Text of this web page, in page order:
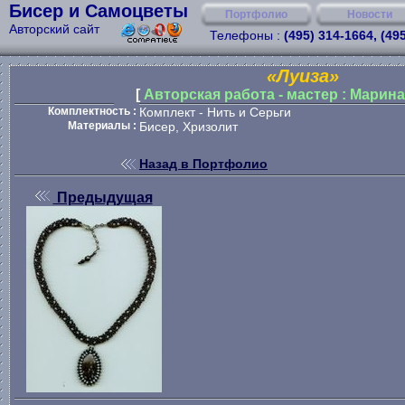
Бисер и Самоцветы
Авторский сайт
Портфолио Новости
Телефоны : (495) 314-1664,
«Луиза»
[Авторская работа - мастер :
Комплектность : Комплект - Нить и Серьги
Материалы : Бисер, Хризолит
Назад в Портфолио
Предыдущая